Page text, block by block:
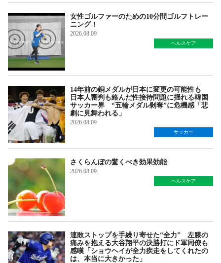
女性ゴルファーのための10分間ゴルフトレー
ニング！
2026.08.09
ヘルスケア
14年前の銅メダルが日本に変更の可能性も
日本人審判も絡んだ性接待問題に揺れる韓国
サッカー界 “五輪メダル剝奪”に危機感「悲
劇に見舞われる」
2026.08.09
サッカー
さくらんぼの驚くべき効果効能
2026.08.09
ヘルスケア
連敗ストップを手繰り寄せた“全力” 左膝の
痛みを抱える大谷翔平の決勝打にド軍同僚も
感嘆「ショウヘイが全力疾走をしてくれたの
は、本当に大きかった」